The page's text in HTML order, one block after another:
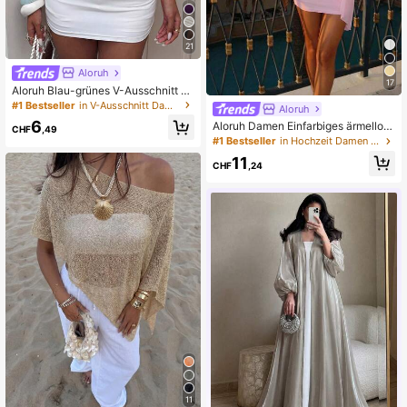
21
Aloruh
Aloruh Blau-grünes V-Ausschnitt 3/
4-Ärmel figurbetontes T-Shirt
#1 Bestseller in V-Ausschnitt Damen Oberteile, Blusen & T-Shirts
CHF6 ,49
11
17
Aloruh
Aloruh Damen Einfarbiges ärmellos
es Mini-Kleid, geeignet für Strandur
#1 Bestseller in Hochzeit Damen Minikleider
CHF11 ,24